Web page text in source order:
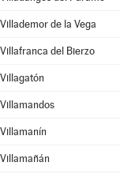
Villademor de la Vega
Villafranca del Bierzo
Villagatón
Villamandos
Villamanín
Villamañán